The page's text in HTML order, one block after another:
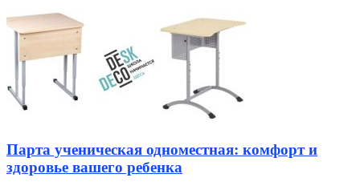
Парта ученическая одноместная: комфорт и
здоровье вашего ребенка